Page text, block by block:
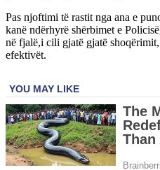
Pas njoftimi të rastit nga ana e
kanë ndërhyrë shërbimet e
në fjalë,i cili gjatë gjatë
efektivët.